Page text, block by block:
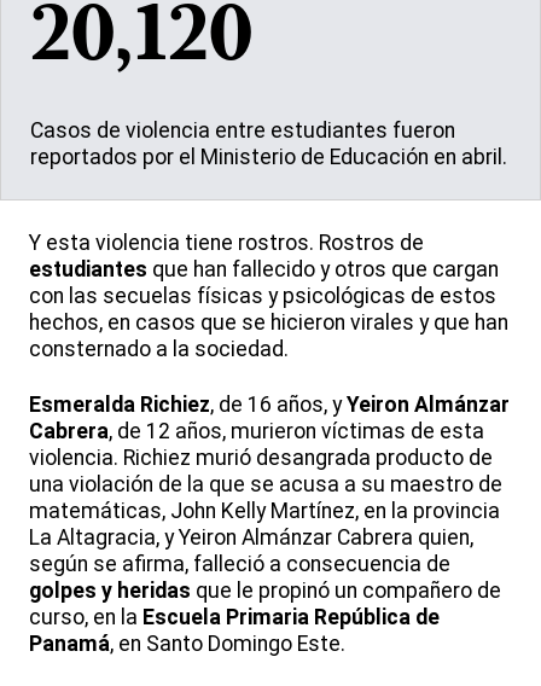
20,120
Casos de violencia entre estudiantes fueron
reportados por el Ministerio de Educación en abril.
Y esta violencia tiene rostros. Rostros de
estudiantes que han fallecido y otros que cargan
con las secuelas físicas y psicológicas de estos
hechos, en casos que se hicieron virales y que han
consternado a la sociedad.
Esmeralda Richiez, de 16 años, yYeiron Almánzar
Cabrera, de 12 años, murieron víctimas de esta
violencia. Richiez murió desangrada producto de
una violación de la que se acusa a su maestro de
matemáticas, John Kelly Martínez, en la provincia
La Altagracia, y Yeiron Almánzar Cabrera quien,
según se afirma, falleció a consecuencia de
golpes y heridas que le propinó un compañero de
curso, en la Escuela Primaria República de
Panamá, en Santo Domingo Este.